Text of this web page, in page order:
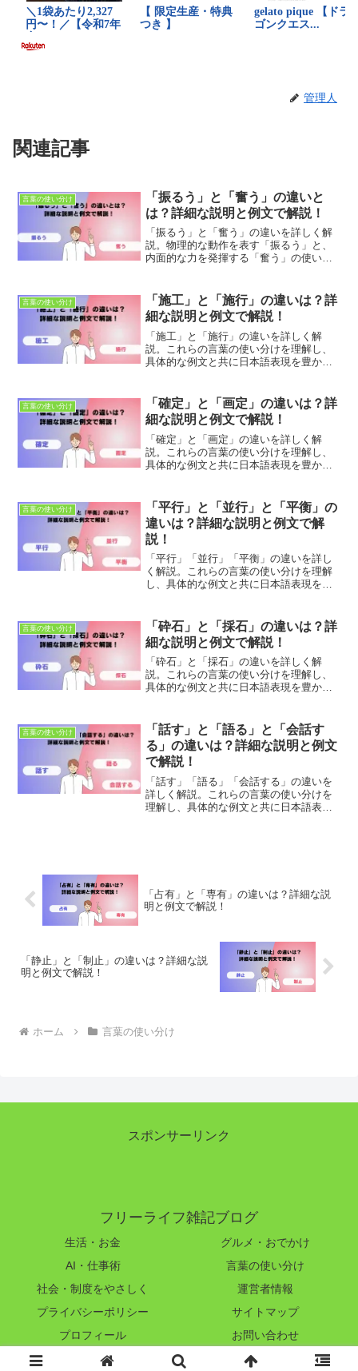
管理人
関連記事
言葉の使い分け
「振るう」と「奮う」の違いと
は？詳細な説明と例文で解説！
「振るう」と「奮う」の違いを詳しく解
説。物理的な動作を表す「振るう」と、
内面的な力を発揮する「奮う」の使い分
言葉の使い分け
「施工」と「施行」の違いは？詳
細な説明と例文で解説！
「施工」と「施行」の違いを詳しく解
説。これらの言葉の使い分けを理解し、
具体的な例文と共に日本語表現を豊かに
ンを目指します。
言葉の使い分け
「確定」と「画定」の違いは？詳
細な説明と例文で解説！
「確定」と「画定」の違いを詳しく解
説。これらの言葉の使い分けを理解し、
具体的な例文と共に日本語表現を豊かに
ンを目指します。
言葉の使い分け
「平行」と「並行」と「平衡」の
違いは？詳細な説明と例文で解
説！
「平行」「並行」「平衡」の違いを詳し
く解説。これらの言葉の使い分けを理解
し、具体的な例文と共に日本語表現を豊
ションを目指します。
言葉の使い分け
「砕石」と「採石」の違いは？詳
細な説明と例文で解説！
「砕石」と「採石」の違いを詳しく解
説。これらの言葉の使い分けを理解し、
具体的な例文と共に日本語表現を豊かに
ンを目指します。
言葉の使い分け
「話す」と「語る」と「会話す
る」の違いは？詳細な説明と例文
で解説！
「話す」「語る」「会話する」の違いを
詳しく解説。これらの言葉の使い分けを
理解し、具体的な例文と共に日本語表現
「占有」と「専有」の違いは？詳細な説
明と例文で解説！
「静止」と「制止」の違いは？詳細な説
明と例文で解説！
ホーム 言葉の使い分け
スポンサーリンク
フリーライフ雑記ブログ
生活・お金
グルメ・おでかけ
AI・仕事術
言葉の使い分け
社会・制度をやさしく
運営者情報
プライバシーポリシー
サイトマップ
プロフィール
お問い合わせ
© 2023-2026 フリーライフ雑記ブログ.